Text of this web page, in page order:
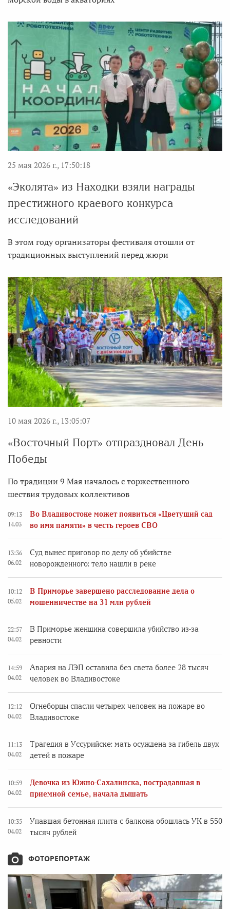
25 мая 2026 г., 17:50:18
«Эколята» из Находки взяли награды
престижного краевого конкурса
исследований
В этом году организаторы фестиваля отошли от
традиционных выступлений перед жюри
10 мая 2026 г., 13:05:07
«Восточный Порт» отпраздновал День
Победы
По традиции 9 Мая началось с торжественного
шествия трудовых коллективов
09:13
14.03
Во Владивостоке может появиться «Цветущий сад
во имя памяти» в честь героев СВО
13:36
06.02
Суд вынес приговор по делу об убийстве
новорожденного: тело нашли в реке
10:12
05.02
В Приморье завершено расследование дела о
мошенничестве на 31 млн рублей
22:57
04.02
В Приморье женщина совершила убийство из-за
ревности
14:59
04.02
Авария на ЛЭП оставила без света более 28 тысяч
человек во Владивостоке
12:12
04.02
Огнеборцы спасли четырех человек на пожаре во
Владивостоке
11:13
04.02
Трагедия в Уссурийске: мать осуждена за гибель двух
детей в пожаре
10:59
04.02
Девочка из Южно-Сахалинска, пострадавшая в
приемной семье, начала дышать
10:35
04.02
Упавшая бетонная плита с балкона обошлась УК в 550
тысяч рублей
ФОТОРЕПОРТАЖ